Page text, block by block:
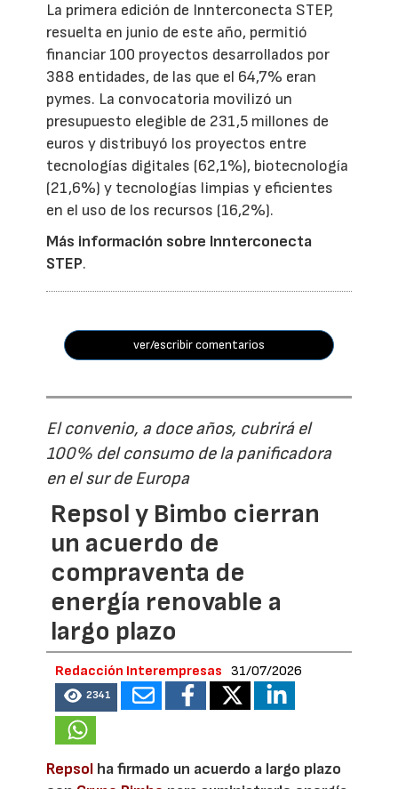
La primera edición de Innterconecta STEP,
resuelta en junio de este año, permitió
financiar 100 proyectos desarrollados por
388 entidades, de las que el 64,7% eran
pymes. La convocatoria movilizó un
presupuesto elegible de 231,5 millones de
euros y distribuyó los proyectos entre
tecnologías digitales (62,1%), biotecnología
(21,6%) y tecnologías limpias y eficientes
en el uso de los recursos (16,2%).
Más información sobre Innterconecta
STEP.
ver/escribir comentarios
El convenio, a doce años, cubrirá el
100% del consumo de la panificadora
en el sur de Europa
Repsol y Bimbo cierran
un acuerdo de
compraventa de
energía renovable a
largo plazo
Redacción Interempresas 31/07/2026
2341
Repsol ha firmado un acuerdo a largo plazo